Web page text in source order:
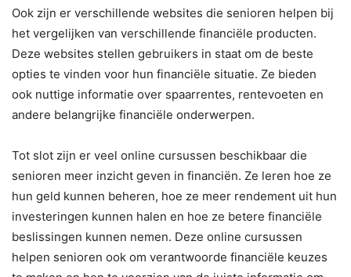
Ook zijn er verschillende websites die senioren helpen bij
het vergelijken van verschillende financiële producten.
Deze websites stellen gebruikers in staat om de beste
opties te vinden voor hun financiële situatie. Ze bieden
ook nuttige informatie over spaarrentes, rentevoeten en
andere belangrijke financiële onderwerpen.
Tot slot zijn er veel online cursussen beschikbaar die
senioren meer inzicht geven in financiën. Ze leren hoe ze
hun geld kunnen beheren, hoe ze meer rendement uit hun
investeringen kunnen halen en hoe ze betere financiële
beslissingen kunnen nemen. Deze online cursussen
helpen senioren ook om verantwoorde financiële keuzes